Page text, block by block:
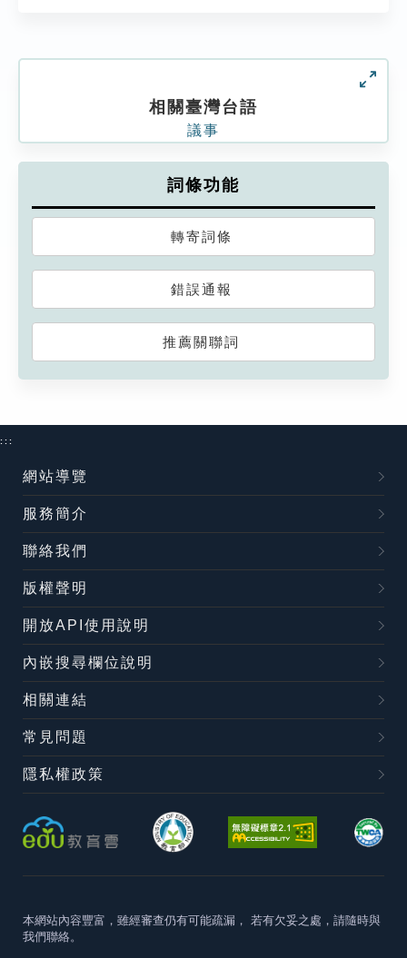
相關臺灣台語
議事
詞條功能
轉寄詞條
錯誤通報
推薦關聯詞
:::
網站導覽
服務簡介
聯絡我們
版權聲明
開放API使用說明
內嵌搜尋欄位說明
相關連結
常見問題
隱私權政策
本網站內容豐富，雖經審查仍有可能疏漏， 若有欠妥之處，請隨時與
我們聯絡。